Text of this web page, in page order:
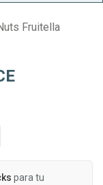
Fruitella
para tu